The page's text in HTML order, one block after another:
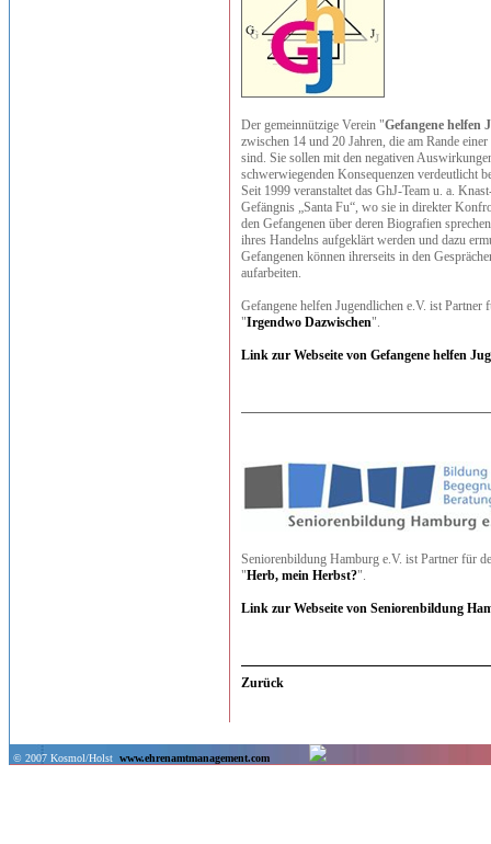
Der gemeinnützige Verein "Gefangene helfen
zwischen 14 und 20 Jahren, die am Rande
sind. Sie sollen mit den negativen
schwerwiegenden Konsequenzen verdeutlicht
Seit 1999 veranstaltet das GhJ-Team u. a.
Gefängnis „Santa Fu“, wo sie in direkter
den Gefangenen über deren Biografien
ihres Handelns aufgeklärt werden und dazu
Gefangenen können ihrerseits in den
aufarbeiten.
Gefangene helfen Jugendlichen e.V. ist Partner
"Irgendwo Dazwischen".
Link zur Webseite von Gefangene helfen
Seniorenbildung Hamburg e.V. ist Partner für
"Herb, mein Herbst?".
Link zur Webseite von Seniorenbildung
Zurück
© 2007 Kosmol/Holst www.ehrenamtmanagement.com